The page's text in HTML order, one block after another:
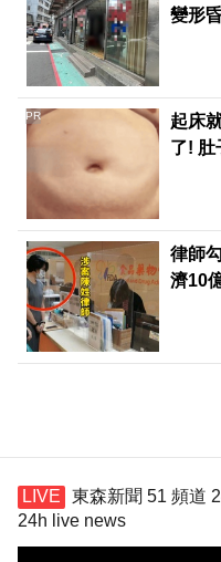
變形
起床
了! 肚
PR
律師
濟10
東森新聞 51 頻道
24h live news